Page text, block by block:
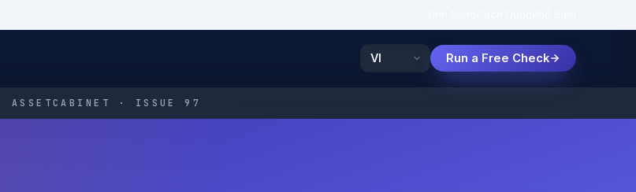
Run a Free Check
ASSETCABINET · ISSUE 97